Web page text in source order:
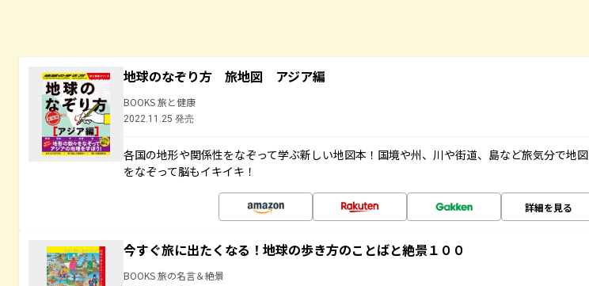
地球のなぞり方 旅地図 アジア編
BOOKS 旅と健康
2022.11.25 発売
各国の地形や関係性をなぞって学ぶ新しい地図本！国境や州、川や街道、島など旅気分で地図
をなぞって脳もイキイキ！
詳細を見る
今すぐ旅に出たくなる！地球の歩き方のことばと絶景１００
BOOKS 旅の名言＆絶景